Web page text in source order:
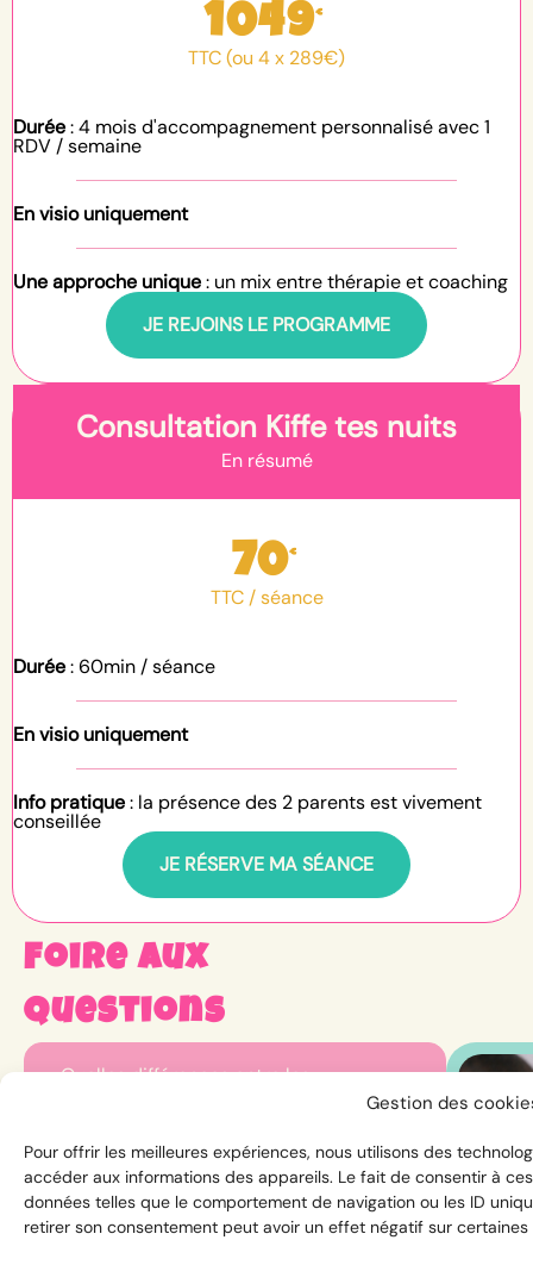
Gestion des
Pour offrir les meilleures expériences, nous utilisons des
accéder aux informations des appareils. Le fait de consentir à
données telles que le comportement de navigation ou les ID
retirer son consentement peut avoir un effet négatif sur
1049€
TTC (ou 4 x 289€)
Durée: 4 mois d'accompagnement personnalisé avec 1
RDV / semaine
En visio uniquement
Une approche unique: un mix entre thérapie et coaching
JE REJOINS LE PROGRAMME
Consultation Kiffe tes nuits
En résumé
70€
TTC / séance
Durée: 60min / séance
En visio uniquement
Info pratique: la présence des 2 parents est vivement
conseillée
JE RÉSERVE MA SÉANCE
Foire aux
questions
Quelles différences entre les
Et si je n’ai pas “de gros problème” dans
ma maternité mais juste l’impression que